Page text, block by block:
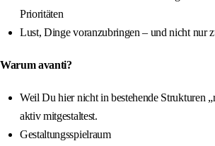
Prioritäten
Lust, Dinge voranzubringen – und nicht nur
Warum avanti?
Weil Du hier nicht in bestehende Strukturen
aktiv mitgestaltest.
Gestaltungsspielraum